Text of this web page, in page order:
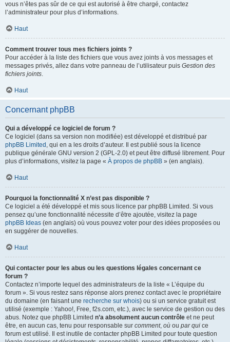
vous n’êtes pas sûr de ce qui est autorisé à être chargé, contactez
l’administrateur pour plus d’informations.
Haut
Comment trouver tous mes fichiers joints ?
Pour accéder à la liste des fichiers que vous avez joints à vos messages et
messages privés, allez dans votre panneau de l’utilisateur puis Gestion des
fichiers joints.
Haut
Concernant phpBB
Qui a développé ce logiciel de forum ?
Ce logiciel (dans sa version non modifiée) est développé et distribué par
phpBB Limited , qui en a les droits d’auteur. Il est publié sous la licence
publique générale GNU version 2 (GPL-2.0) et peut être diffusé librement. Pour
plus d’informations, visitez la page « À propos de phpBB » (en anglais).
Haut
Pourquoi la fonctionnalité X n’est pas disponible ?
Ce logiciel a été développé et mis sous licence par phpBB Limited. Si vous
pensez qu’une fonctionnalité nécessite d’être ajoutée, visitez la page
phpBB Ideas (en anglais) où vous pouvez voter pour des idées proposées ou
en suggérer de nouvelles.
Haut
Qui contacter pour les abus ou les questions légales concernant ce
forum ?
Contactez n’importe lequel des administrateurs de la liste « L’équipe du
forum ». Si vous restez sans réponse alors prenez contact avec le propriétaire
du domaine (en faisant une recherche sur whois) ou si un service gratuit est
utilisé (exemple : Yahoo!, Free, f2s.com, etc.), avec le service de gestion ou des
abus. Notez que phpBB Limited n’a absolument aucun contrôle et ne peut
être, en aucun cas, tenu pour responsable sur comment, où ou par qui ce
forum est utilisé. Il est inutile de contacter phpBB Limited pour toute question